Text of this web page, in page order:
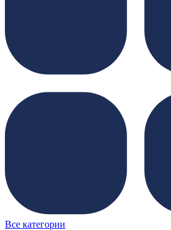
Все категории